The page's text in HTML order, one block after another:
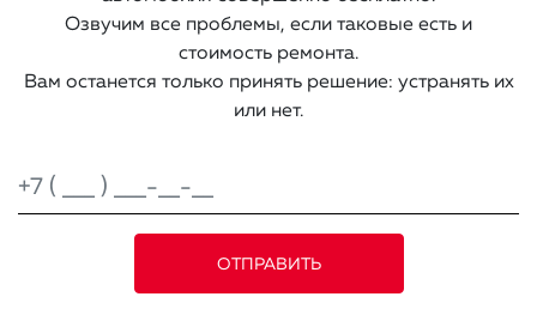
Озвучим все проблемы, если таковые есть и
стоимость ремонта.
Вам останется только принять решение: устранять их
или нет.